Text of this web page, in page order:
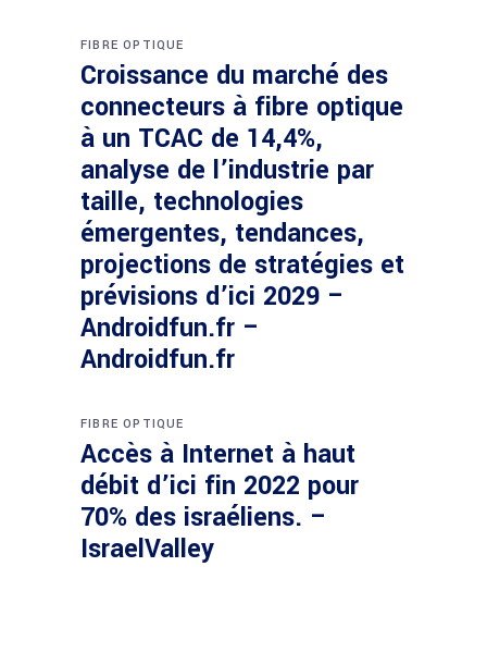
FIBRE OPTIQUE
Croissance du marché des
connecteurs à fibre optique
à un TCAC de 14,4%,
analyse de l’industrie par
taille, technologies
émergentes, tendances,
projections de stratégies et
prévisions d’ici 2029 –
Androidfun.fr –
Androidfun.fr
FIBRE OPTIQUE
Accès à Internet à haut
débit d’ici fin 2022 pour
70% des israéliens. –
IsraelValley